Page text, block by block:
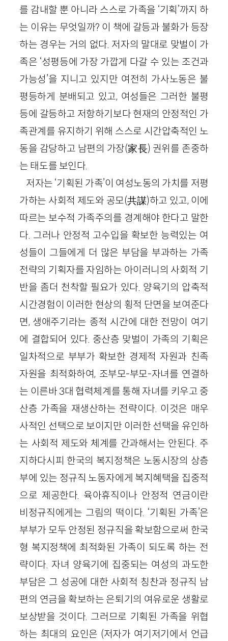
를 감내할 뿐 아니라 스스로 가족을 ‘기획’까지 하
는 이유는 무엇일까? 이 책에 갈등과 불화가 등장
하는 경우는 거의 없다. 저자의 말대로 맞벌이 가
족은 ‘성평등에 가장 가깝게 다갈 수 있는 조건과
가능성’을 지니고 있지만 여전히 가사노동은 불
평등하게 분배되고 있고, 여성들은 그러한 불평
등에 갈등하고 저항하기보다 현재의 안정적인 가
족관계를 유지하기 위해 스스로 시간압축적인 노
동을 감당하고 남편의 가장(家長) 권위를 존중하
는 태도를 보인다.
저자는 ‘기획된 가족’이 여성노동의 가치를 저평
가하는 사회적 제도와 공모(共謀)하고 있고, 이에
따르는 보수적 가족주의를 경계해야 한다고 말한
다. 그러나 안정적 고수입을 확보한 능력있는 여
성들이 그들에게 더 많은 부담을 부과하는 가족
전략의 기획자를 자임하는 아이러니의 사회적 기
반을 좀더 천착할 필요가 있다. 양육기의 압축적
시간경험이 이러한 현상의 횡적 단면을 보여준다
면, 생애주기라는 종적 시간에 대한 전망이 여기
에 결합되어 있다. 중산층 맞벌이 가족의 기획은
일차적으로 부부가 확보한 경제적 자원과 친족
자원을 최적화하여, 조부모-부모-자녀를 연결하
는 이른바 3대 협력체계를 통해 자녀를 키우고 중
산층 가족을 재생산하는 전략이다. 이것은 매우
사적인 선택으로 보이지만 이러한 선택을 유인하
는 사회적 제도와 체계를 간과해서는 안된다. 주
지하다시피 한국의 복지정책은 노동시장의 상층
부에 있는 정규직 노동자에게 복지혜택을 집중적
으로 제공한다. 육아휴직이나 안정적 연금이란
비정규직에게는 그림의 떡이다. ‘기획된 가족’은
부부가 모두 안정된 정규직을 확보함으로써 한국
형 복지정책에 최적화된 가족이 되도록 하는 전
략이다. 자녀 양육기에 집중되는 여성의 과도한
부담은 그 성공에 대한 사회적 칭찬과 정규직 남
편의 연금을 확보하는 은퇴기의 여유로운 생활로
보상받을 것이다. 그러므로 기획된 가족을 위협
하는 최대의 요인은 (저자가 여기저기에서 언급